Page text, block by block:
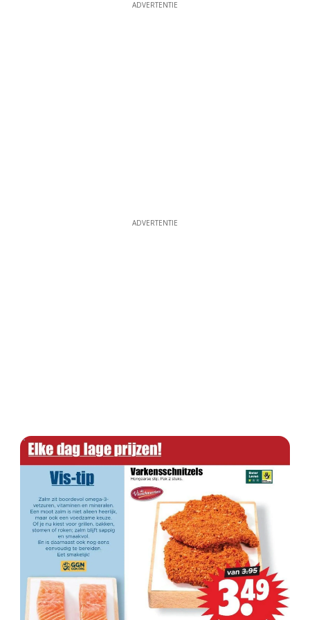
ADVERTENTIE
ADVERTENTIE